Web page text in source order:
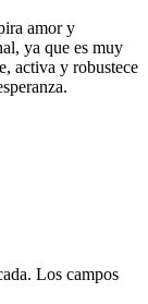
amor y
ya que es muy
activa y robustece
Los campos